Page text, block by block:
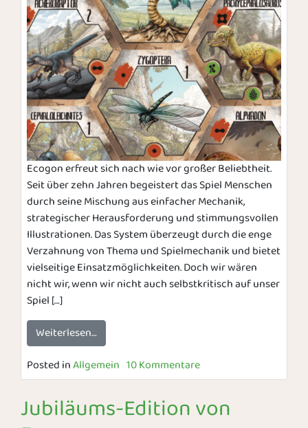
Ecogon erfreut sich nach wie vor großer Beliebtheit.
Seit über zehn Jahren begeistert das Spiel Menschen
durch seine Mischung aus einfacher Mechanik,
strategischer Herausforderung und stimmungsvollen
Illustrationen. Das System überzeugt durch die enge
Verzahnung von Thema und Spielmechanik und bietet
vielseitige Einsatzmöglichkeiten. Doch wir wären
nicht wir, wenn wir nicht auch selbstkritisch auf unser
Spiel […]
Weiterlesen…
Posted inAllgemein 10 Kommentare
Jubiläums-Edition von